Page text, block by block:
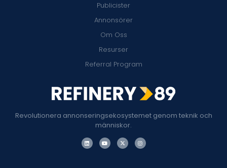
Revolutionera annonseringsekosystemet genom teknik och
människor.
Publicister
Annonsörer
Om Oss
Resurser
Referral Program